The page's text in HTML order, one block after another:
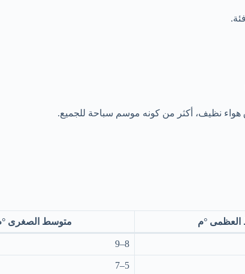
نظيف، أكثر من كونه موسم سباحة للجميع.
°م متوسط الصغرى
8–9
5–7